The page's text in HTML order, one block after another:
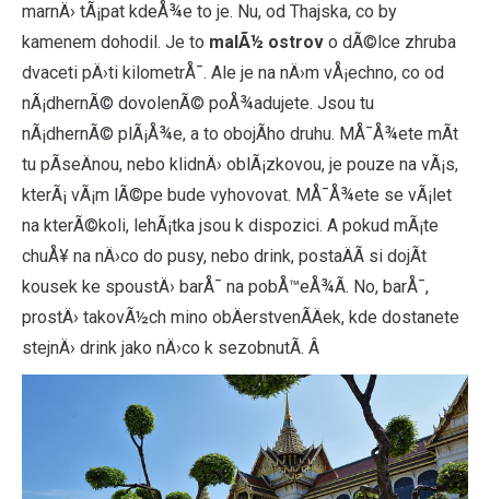
marnÄ› tÃ¡pat kdeÅ¾e to je. Nu, od Thajska, co by
kamenem dohodil. Je to malÃ½ ostrov o dÃ©lce zhruba
dvaceti pÄ›ti kilometrÅ¯. Ale je na nÄ›m vÅ¡echno, co od
nÃ¡dhernÃ© dovolenÃ© poÅ¾adujete. Jsou tu
nÃ¡dhernÃ© plÃ¡Å¾e, a to obojÃ­ho druhu. MÅ¯Å¾ete mÃ­t
tu pÃ­seÄnou, nebo klidnÄ› oblÃ¡zkovou, je pouze na vÃ¡s,
kterÃ¡ vÃ¡m lÃ©pe bude vyhovovat. MÅ¯Å¾ete se vÃ¡let
na kterÃ©koli, lehÃ¡tka jsou k dispozici. A pokud mÃ¡te
chuÅ¥ na nÄ›co do pusy, nebo drink, postaÄÃ­ si dojÃ­t
kousek ke spoustÄ› barÅ¯ na pobÅ™eÅ¾Ã­. No, barÅ¯,
prostÄ› takovÃ½ch mino obÄerstvenÃ­Äek, kde dostanete
stejnÄ› drink jako nÄ›co k sezobnutÃ­. Â